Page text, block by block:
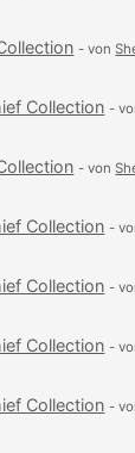
- von
Collection -
- von
Collection -
Collection -
Collection -
Collection -